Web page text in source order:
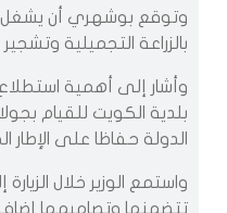
بالزراعة التجميلية
وأشار إلى أهمية استطلاع
بلدية الكويت للقيام
الدولة حفاظا على الإطار
واستمع الوزير خلال
تتضمنها وتصاميمها